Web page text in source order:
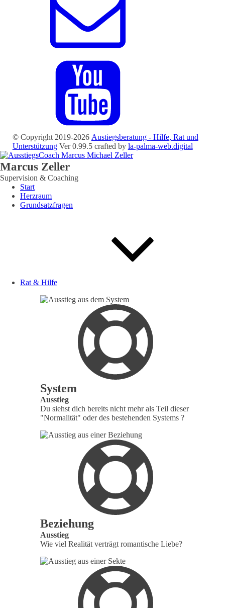
© Copyright 2019-2026 Austiegsberatung - Hilfe, Rat und
UnterstützungVer 0.99.5 crafted by la-palma-web.digital
Marcus Zeller
Supervision & Coaching
Start
Herzraum
Grundsatzfragen
Rat & Hilfe
System
Ausstieg
Du siehst dich bereits nicht mehr als Teil dieser
"Normalität" oder des bestehenden Systems ?
Beziehung
Ausstieg
Wie viel Realität verträgt romantische Liebe?